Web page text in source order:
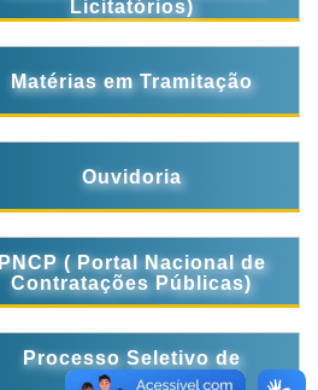
Licitatórios)
Matérias em Tramitação
Ouvidoria
PNCP ( Portal Nacional de
Contratações Públicas)
Processo Seletivo de
Estágio